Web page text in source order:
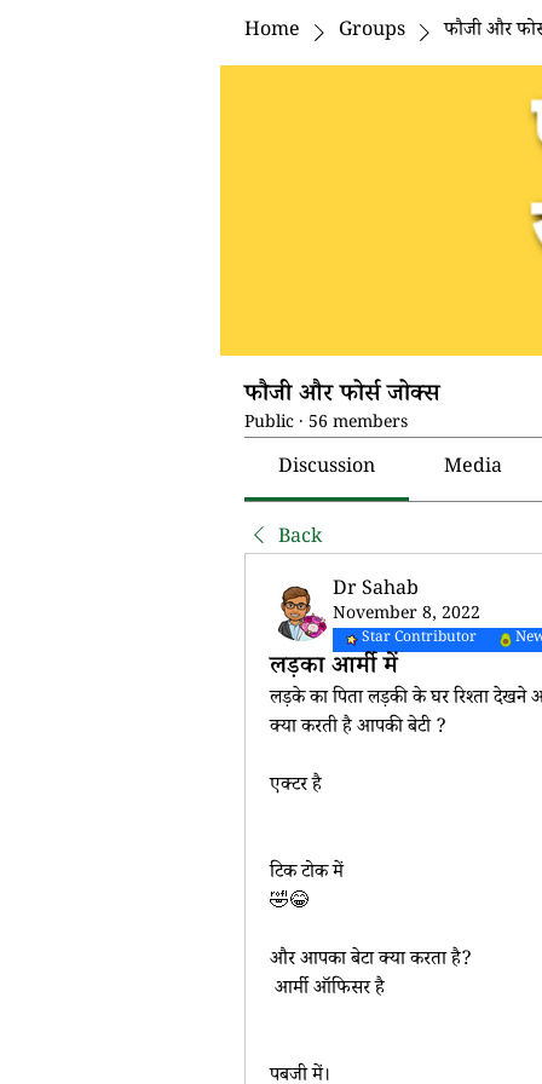
Home Groups फौजी और
फौजी और फोर्स जोक्स
Public · 56 members
Discussion Media
Back
Dr Sahab
November 8, 2022
Star Contributor
लड़का आर्मी में
लड़के का पिता लड़की के घर रिश्ता देखने
क्या करती है आपकी बेटी ?
एक्टर है
टिक टोक में
🤣😂
और आपका बेटा क्या करता है?
आर्मी ऑफिसर है
पबजी में।